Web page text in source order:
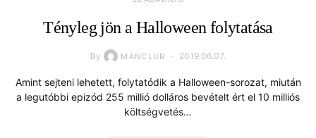
Tényleg jön a Halloween folytatása
By MANCLUB 2019.06.07.
Amint sejteni lehetett, folytatódik a Halloween-sorozat, miután
a legutóbbi epizód 255 millió dolláros bevételt ért el 10 milliós
költségvetés…